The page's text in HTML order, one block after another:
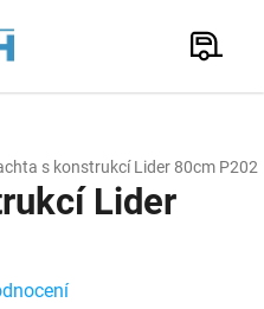
Hledat
s konstrukcí Lider 80cm P202
Lider